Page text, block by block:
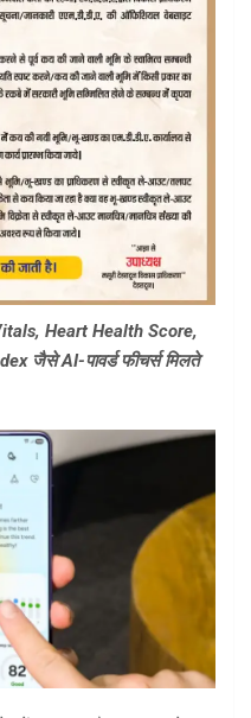
Heart Health Score,
जैसे AI-पावर्ड फीचर्स मिलते